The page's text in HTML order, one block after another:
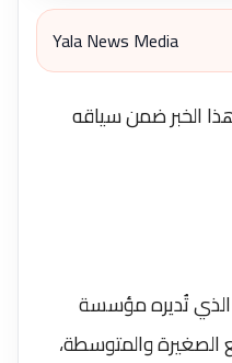
Yala News Media
الخبر ضمن سياقه
الذي تُديره مؤسسة
الصغيرة والمتوسطة،